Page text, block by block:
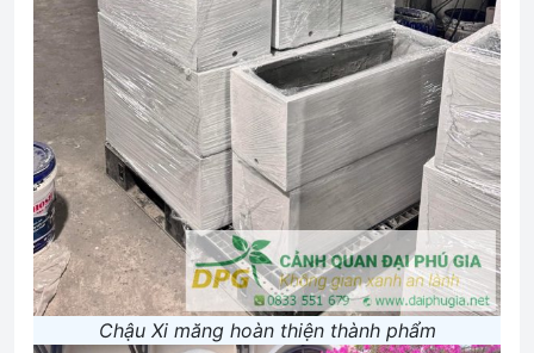
Chậu Xi măng hoàn thiện thành phẩm